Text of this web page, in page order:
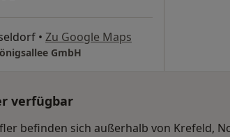
• Zu Google Maps
GmbH
verfügbar
befinden sich außerhalb von Krefeld,